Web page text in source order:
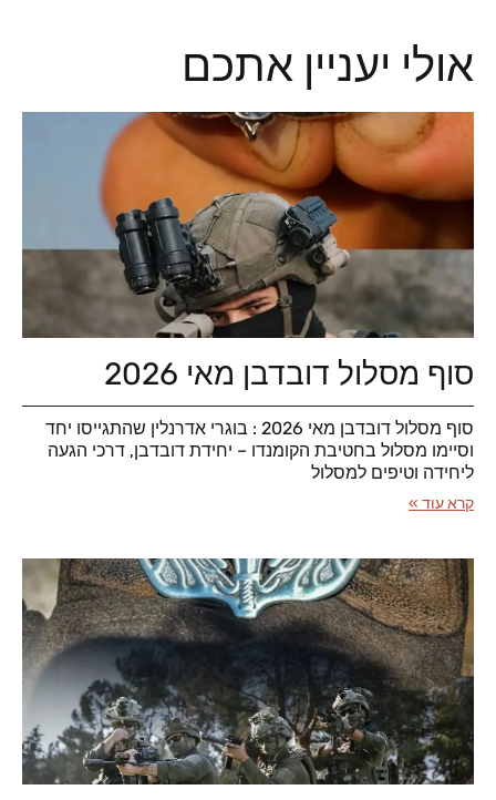
אולי יעניין אתכם
סוף מסלול דובדבן מאי 2026
סוף מסלול דובדבן מאי 2026 : בוגרי אדרנלין שהתגייסו יחד
וסיימו מסלול בחטיבת הקומנדו – יחידת דובדבן, דרכי הגעה
ליחידה וטיפים למסלול
קרא עוד »